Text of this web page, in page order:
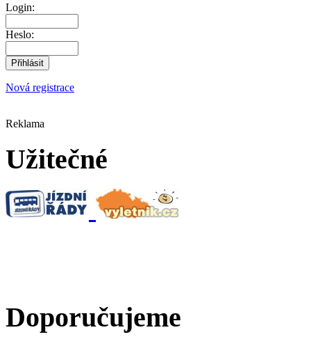
Login:
Heslo:
Nová registrace
Reklama
Užitečné
Doporučujeme